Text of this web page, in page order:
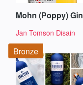
Mohn (Poppy) Gin
Jan Tomson Disain
Bronze